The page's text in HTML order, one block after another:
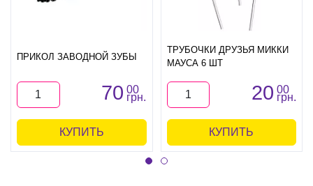
ПРИКОЛ ЗАВОДНОЙ ЗУБЫ
70 00
грн.
КУПИТЬ
ТРУБОЧКИ ДРУЗЬЯ МИККИ
МАУСА 6 ШТ
20 00
грн.
КУПИТЬ